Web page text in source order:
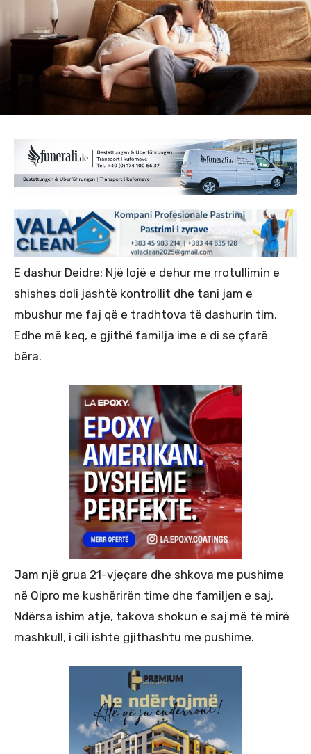
E dashur Deidre: Një lojë e dehur me rrotullimin e
shishes doli jashtë kontrollit dhe tani jam e
mbushur me faj që e tradhtova të dashurin tim.
Edhe më keq, e gjithë familja ime e di se çfarë
bëra.
Jam një grua 21-vjeçare dhe shkova me pushime
në Qipro me kushërirën time dhe familjen e saj.
Ndërsa ishim atje, takova shokun e saj më të mirë
mashkull, i cili ishte gjithashtu me pushime.